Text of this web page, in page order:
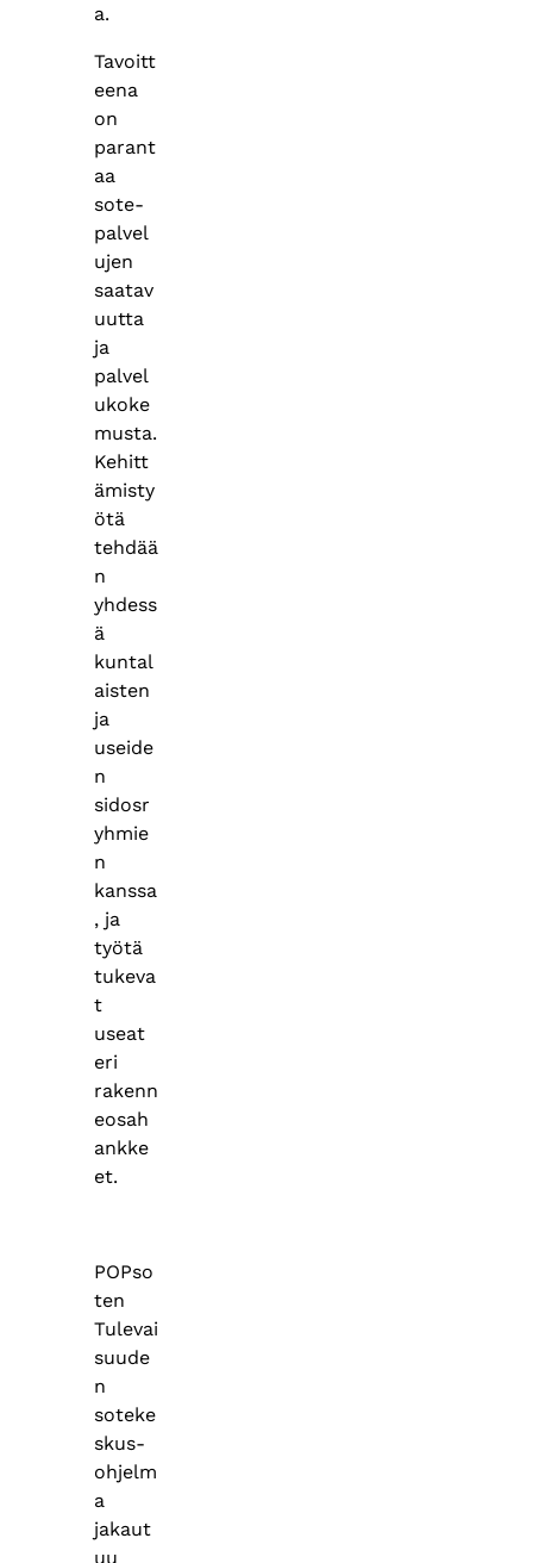
a.
Tavoitt
eena
on
parant
aa
sote-
palvel
ujen
saatav
uutta
ja
palvel
ukoke
musta.
Kehitt
ämisty
ötä
tehdää
n
yhdess
ä
kuntal
aisten
ja
useide
n
sidosr
yhmie
n
kanssa
, ja
työtä
tukeva
t
useat
eri
rakenn
eosah
ankke
et.
POPso
ten
Tulevai
suude
n
soteke
skus-
ohjelm
a
jakaut
uu